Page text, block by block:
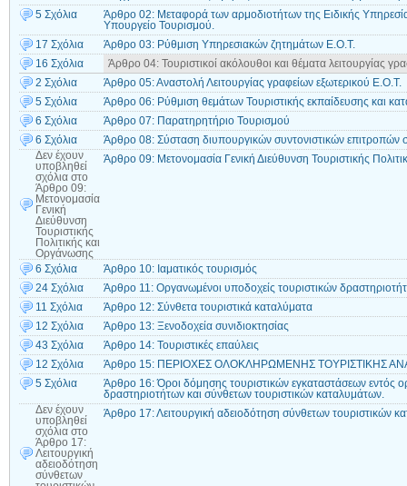
5 Σχόλια
Άρθρο 02: Μεταφορά των αρμοδιοτήτων της Ειδικής
Υπουργείο Τουρισμού.
17 Σχόλια
Άρθρο 03: Ρύθμιση Υπηρεσιακών ζητημάτων Ε.Ο.Τ.
16 Σχόλια
Άρθρο 04: Τουριστικοί ακόλουθοι και θέματα λειτουργίας
2 Σχόλια
Άρθρο 05: Αναστολή Λειτουργίας γραφείων εξωτερικού Ε.Ο.Τ.
5 Σχόλια
Άρθρο 06: Ρύθμιση θεμάτων Τουριστικής εκπαίδευσης και
6 Σχόλια
Άρθρο 07: Παρατηρητήριο Τουρισμού
6 Σχόλια
Άρθρο 08: Σύσταση διυπουργικών συντονιστικών επιτροπών
Δεν έχουν
υποβληθεί
σχόλια στο
Άρθρο 09:
Μετονομασία
Γενική
Διεύθυνση
Τουριστικής
Πολιτικής και
Οργάνωσης
Άρθρο 09: Μετονομασία Γενική Διεύθυνση Τουριστικής
6 Σχόλια
Άρθρο 10: Ιαματικός τουρισμός
24 Σχόλια
Άρθρο 11: Οργανωμένοι υποδοχείς τουριστικών
11 Σχόλια
Άρθρο 12: Σύνθετα τουριστικά καταλύματα
12 Σχόλια
Άρθρο 13: Ξενοδοχεία συνιδιοκτησίας
43 Σχόλια
Άρθρο 14: Τουριστικές επαύλεις
12 Σχόλια
Άρθρο 15: ΠΕΡΙΟΧΕΣ ΟΛΟΚΛΗΡΩΜΕΝΗΣ ΤΟΥΡΙΣΤΙΚΗΣ
5 Σχόλια
Άρθρο 16: Όροι δόμησης τουριστικών εγκαταστάσεων εντός
δραστηριοτήτων και σύνθετων τουριστικών καταλυμάτων.
Δεν έχουν
υποβληθεί
σχόλια στο
Άρθρο 17:
Λειτουργική
αδειοδότηση
σύνθετων
Άρθρο 17: Λειτουργική αδειοδότηση σύνθετων τουριστικών